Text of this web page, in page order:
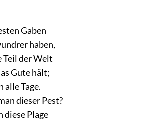
Gaben
haben,
Teil der Welt
Gute hält;
alle Tage.
dieser Pest?
diese Plage